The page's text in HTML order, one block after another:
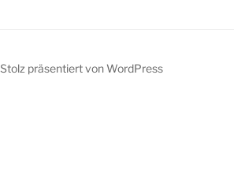
Stolz präsentiert von WordPress